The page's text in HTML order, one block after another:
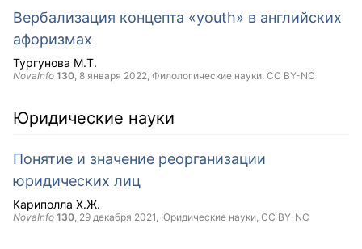
Вербализация концепта «youth» в английских
афоризмах
Тургунова М.Т.
NovaInfo 130, 8 января 2022, Филологические науки, CC BY-NC
Юридические науки
Понятие и значение реорганизации
юридических лиц
Кариполла Х.Ж.
NovaInfo 130, 29 декабря 2021, Юридические науки, CC BY-NC